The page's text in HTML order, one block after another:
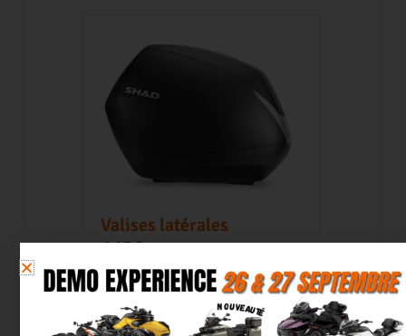
Valises latérales
445€